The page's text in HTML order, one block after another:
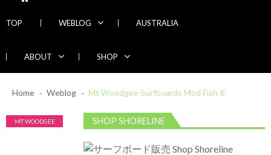
TOP WEBLOG AUSTRALIA
ABOUT SHOP
多め
2026/6/4 静波 風弱く見た目よりできました
2026年6月4日
2026/5/25 御前崎方面 カレント強くブレイ
Home Weblog Mt Woodgee Surfboards Mod Fish 6′
MT WOODGEE
SHOP SHORELINE